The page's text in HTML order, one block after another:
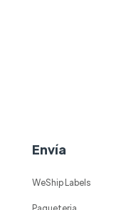
Envía
WeShip Labels